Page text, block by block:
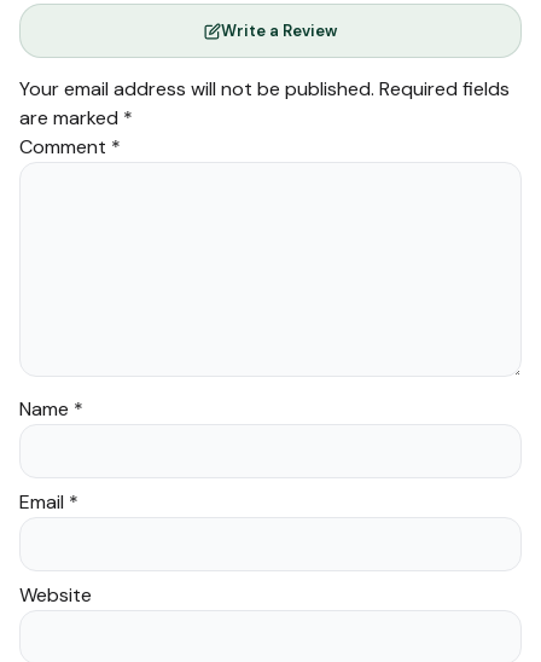
Write a Review
Your email address will not be published. Required fields
are marked *
Comment *
Name *
Email *
Website